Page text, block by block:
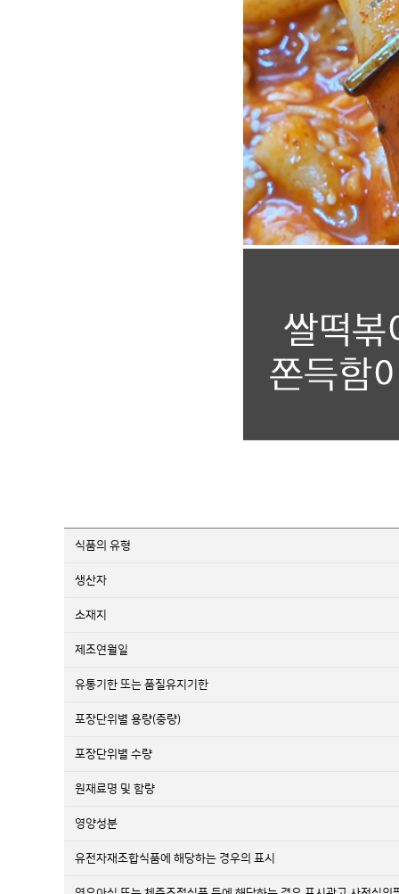
식품의 유형
생산자
소재지
제조연월일
유통기한 또는 품질유지기한
포장단위별 용량(중량)
포장단위별 수량
원재료명 및 함량
영양성분
유전자재조합식품에 해당하는 경우의 표시